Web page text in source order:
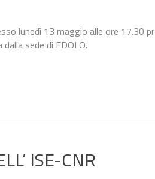
lunedì 13 maggio alle ore 17.30
sede di EDOLO.
ISE-CNR